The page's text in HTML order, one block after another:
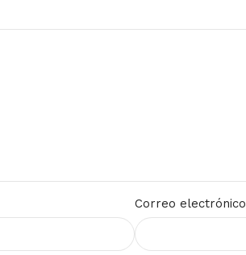
Correo electrónico